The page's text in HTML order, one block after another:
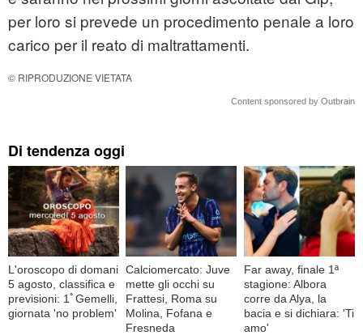
per loro si prevede un procedimento penale a loro
carico per il reato di maltrattamenti.
© RIPRODUZIONE VIETATA
Content sponsored by Outbrain
Di tendenza oggi
L'oroscopo di domani
5 agosto, classifica e
previsioni: 1ﾟGemelli,
giornata 'no problem'
Calciomercato: Juve
mette gli occhi su
Frattesi, Roma su
Molina, Fofana e
Fresneda
Far away, finale 1ª
stagione: Albora
corre da Alya, la
bacia e si dichiara: 'Ti
amo'